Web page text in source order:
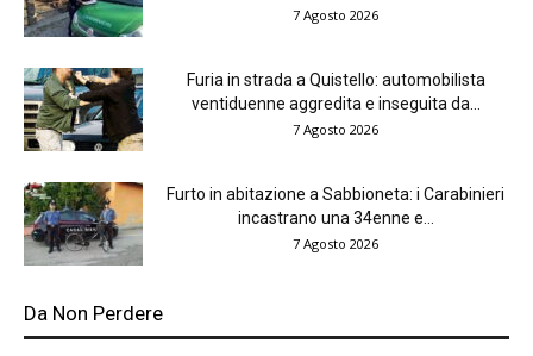
7 Agosto 2026
Furia in strada a Quistello: automobilista
ventiduenne aggredita e inseguita da...
7 Agosto 2026
Furto in abitazione a Sabbioneta: i Carabinieri
incastrano una 34enne e...
7 Agosto 2026
Da Non Perdere